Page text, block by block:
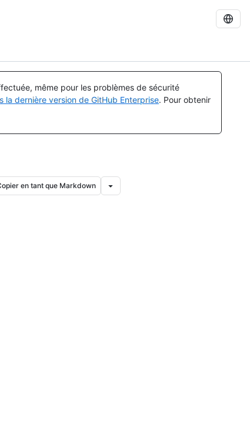
même pour les problèmes de sécurité
la dernière version de GitHub Enterprise. Pour obtenir
en tant que Markdown